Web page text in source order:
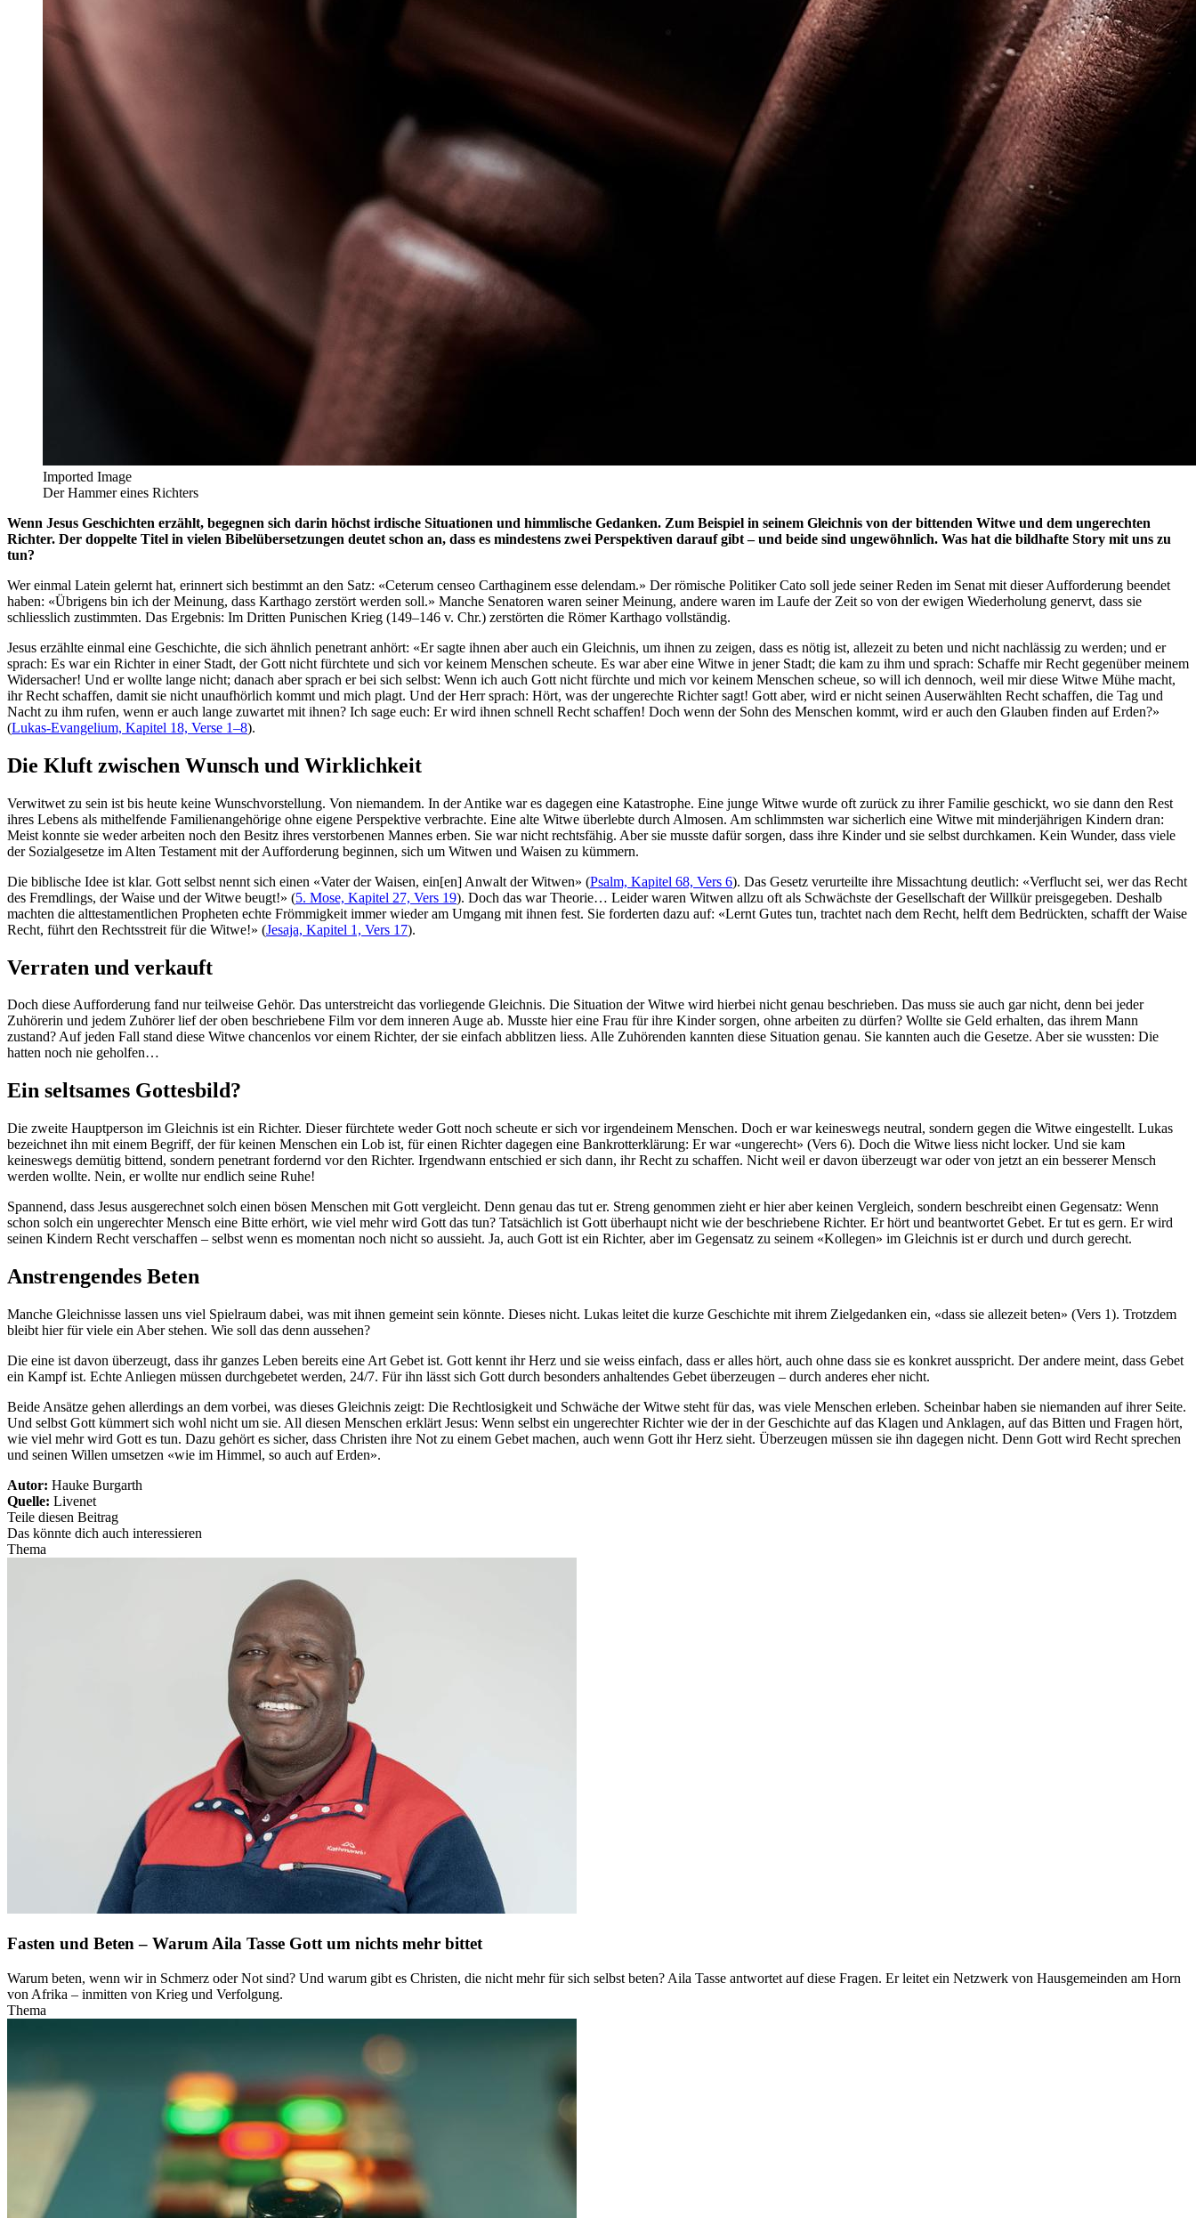
Imported Image
Der Hammer eines Richters
Wenn Jesus Geschichten erzählt, begegnen sich darin höchst irdische Situationen und himmlische Gedanken. Zum Beispiel in seinem Gleichnis von der bittenden Witwe und dem ungerechten
Richter. Der doppelte Titel in vielen Bibelübersetzungen deutet schon an, dass es mindestens zwei Perspektiven darauf gibt – und beide sind ungewöhnlich. Was hat die bildhafte Story mit uns zu
tun?
Wer einmal Latein gelernt hat, erinnert sich bestimmt an den Satz: «Ceterum censeo Carthaginem esse delendam.» Der römische Politiker Cato soll jede seiner Reden im Senat mit dieser Aufforderung beendet
haben: «Übrigens bin ich der Meinung, dass Karthago zerstört werden soll.» Manche Senatoren waren seiner Meinung, andere waren im Laufe der Zeit so von der ewigen Wiederholung genervt, dass sie
schliesslich zustimmten. Das Ergebnis: Im Dritten Punischen Krieg (149–146 v. Chr.) zerstörten die Römer Karthago vollständig.
Jesus erzählte einmal eine Geschichte, die sich ähnlich penetrant anhört: «Er sagte ihnen aber auch ein Gleichnis, um ihnen zu zeigen, dass es nötig ist, allezeit zu beten und nicht nachlässig zu werden; und er
sprach: Es war ein Richter in einer Stadt, der Gott nicht fürchtete und sich vor keinem Menschen scheute. Es war aber eine Witwe in jener Stadt; die kam zu ihm und sprach: Schaffe mir Recht gegenüber meinem
Widersacher! Und er wollte lange nicht; danach aber sprach er bei sich selbst: Wenn ich auch Gott nicht fürchte und mich vor keinem Menschen scheue, so will ich dennoch, weil mir diese Witwe Mühe macht,
ihr Recht schaffen, damit sie nicht unaufhörlich kommt und mich plagt. Und der Herr sprach: Hört, was der ungerechte Richter sagt! Gott aber, wird er nicht seinen Auserwählten Recht schaffen, die Tag und
Nacht zu ihm rufen, wenn er auch lange zuwartet mit ihnen? Ich sage euch: Er wird ihnen schnell Recht schaffen! Doch wenn der Sohn des Menschen kommt, wird er auch den Glauben finden auf Erden?»
(Lukas-Evangelium, Kapitel 18, Verse 1–8).
Die Kluft zwischen Wunsch und Wirklichkeit
Verwitwet zu sein ist bis heute keine Wunschvorstellung. Von niemandem. In der Antike war es dagegen eine Katastrophe. Eine junge Witwe wurde oft zurück zu ihrer Familie geschickt, wo sie dann den Rest
ihres Lebens als mithelfende Familienangehörige ohne eigene Perspektive verbrachte. Eine alte Witwe überlebte durch Almosen. Am schlimmsten war sicherlich eine Witwe mit minderjährigen Kindern dran:
Meist konnte sie weder arbeiten noch den Besitz ihres verstorbenen Mannes erben. Sie war nicht rechtsfähig. Aber sie musste dafür sorgen, dass ihre Kinder und sie selbst durchkamen. Kein Wunder, dass viele
der Sozialgesetze im Alten Testament mit der Aufforderung beginnen, sich um Witwen und Waisen zu kümmern.
Die biblische Idee ist klar. Gott selbst nennt sich einen «Vater der Waisen, ein[en] Anwalt der Witwen» (Psalm, Kapitel 68, Vers 6). Das Gesetz verurteilte ihre Missachtung deutlich: «Verflucht sei, wer das Recht
des Fremdlings, der Waise und der Witwe beugt!» (5. Mose, Kapitel 27, Vers 19). Doch das war Theorie… Leider waren Witwen allzu oft als Schwächste der Gesellschaft der Willkür preisgegeben. Deshalb
machten die alttestamentlichen Propheten echte Frömmigkeit immer wieder am Umgang mit ihnen fest. Sie forderten dazu auf: «Lernt Gutes tun, trachtet nach dem Recht, helft dem Bedrückten, schafft der Waise
Recht, führt den Rechtsstreit für die Witwe!» (Jesaja, Kapitel 1, Vers 17).
Verraten und verkauft
Doch diese Aufforderung fand nur teilweise Gehör. Das unterstreicht das vorliegende Gleichnis. Die Situation der Witwe wird hierbei nicht genau beschrieben. Das muss sie auch gar nicht, denn bei jeder
Zuhörerin und jedem Zuhörer lief der oben beschriebene Film vor dem inneren Auge ab. Musste hier eine Frau für ihre Kinder sorgen, ohne arbeiten zu dürfen? Wollte sie Geld erhalten, das ihrem Mann
zustand? Auf jeden Fall stand diese Witwe chancenlos vor einem Richter, der sie einfach abblitzen liess. Alle Zuhörenden kannten diese Situation genau. Sie kannten auch die Gesetze. Aber sie wussten: Die
hatten noch nie geholfen…
Ein seltsames Gottesbild?
Die zweite Hauptperson im Gleichnis ist ein Richter. Dieser fürchtete weder Gott noch scheute er sich vor irgendeinem Menschen. Doch er war keineswegs neutral, sondern gegen die Witwe eingestellt. Lukas
bezeichnet ihn mit einem Begriff, der für keinen Menschen ein Lob ist, für einen Richter dagegen eine Bankrotterklärung: Er war «ungerecht» (Vers 6). Doch die Witwe liess nicht locker. Und sie kam
keineswegs demütig bittend, sondern penetrant fordernd vor den Richter. Irgendwann entschied er sich dann, ihr Recht zu schaffen. Nicht weil er davon überzeugt war oder von jetzt an ein besserer Mensch
werden wollte. Nein, er wollte nur endlich seine Ruhe!
Spannend, dass Jesus ausgerechnet solch einen bösen Menschen mit Gott vergleicht. Denn genau das tut er. Streng genommen zieht er hier aber keinen Vergleich, sondern beschreibt einen Gegensatz: Wenn
schon solch ein ungerechter Mensch eine Bitte erhört, wie viel mehr wird Gott das tun? Tatsächlich ist Gott überhaupt nicht wie der beschriebene Richter. Er hört und beantwortet Gebet. Er tut es gern. Er wird
seinen Kindern Recht verschaffen – selbst wenn es momentan noch nicht so aussieht. Ja, auch Gott ist ein Richter, aber im Gegensatz zu seinem «Kollegen» im Gleichnis ist er durch und durch gerecht.
Anstrengendes Beten
Manche Gleichnisse lassen uns viel Spielraum dabei, was mit ihnen gemeint sein könnte. Dieses nicht. Lukas leitet die kurze Geschichte mit ihrem Zielgedanken ein, «dass sie allezeit beten» (Vers 1). Trotzdem
bleibt hier für viele ein Aber stehen. Wie soll das denn aussehen?
Die eine ist davon überzeugt, dass ihr ganzes Leben bereits eine Art Gebet ist. Gott kennt ihr Herz und sie weiss einfach, dass er alles hört, auch ohne dass sie es konkret ausspricht. Der andere meint, dass Gebet
ein Kampf ist. Echte Anliegen müssen durchgebetet werden, 24/7. Für ihn lässt sich Gott durch besonders anhaltendes Gebet überzeugen – durch anderes eher nicht.
Beide Ansätze gehen allerdings an dem vorbei, was dieses Gleichnis zeigt: Die Rechtlosigkeit und Schwäche der Witwe steht für das, was viele Menschen erleben. Scheinbar haben sie niemanden auf ihrer Seite.
Und selbst Gott kümmert sich wohl nicht um sie. All diesen Menschen erklärt Jesus: Wenn selbst ein ungerechter Richter wie der in der Geschichte auf das Klagen und Anklagen, auf das Bitten und Fragen hört,
wie viel mehr wird Gott es tun. Dazu gehört es sicher, dass Christen ihre Not zu einem Gebet machen, auch wenn Gott ihr Herz sieht. Überzeugen müssen sie ihn dagegen nicht. Denn Gott wird Recht sprechen
und seinen Willen umsetzen «wie im Himmel, so auch auf Erden».
Autor: Hauke Burgarth
Quelle: Livenet
Teile diesen Beitrag
Das könnte dich auch interessieren
Thema
Fasten und Beten – Warum Aila Tasse Gott um nichts mehr bittet
Warum beten, wenn wir in Schmerz oder Not sind? Und warum gibt es Christen, die nicht mehr für sich selbst beten? Aila Tasse antwortet auf diese Fragen. Er leitet ein Netzwerk von Hausgemeinden am Horn
von Afrika – inmitten von Krieg und Verfolgung.
Thema